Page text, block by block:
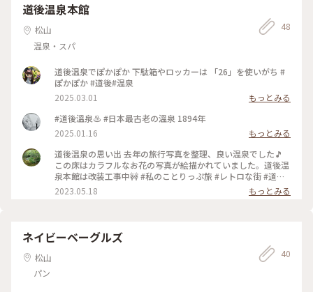
道後温泉本館
松山
温泉・スパ
48
道後温泉でぽかぽか 下駄箱やロッカーは 「26」を使いがち #
ぽかぽか #道後#温泉
2025.03.01
もっとみる
#道後溫泉♨️ #日本最古老の溫泉 1894年
2025.01.16
もっとみる
道後温泉の思い出 去年の旅行写真を整理、良い温泉でした🎵
この床はカラフルなお花の写真が絵描かれていました。道後温
泉本館は改装工事中🚧 #私のことりっぷ旅 #レトロな街 #道後
温泉 #松山市
2023.05.18 もっとみる
ネイビーベーグルズ
松山
パン
40